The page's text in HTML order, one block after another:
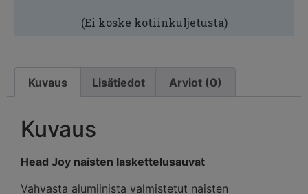
(Ei koske kotiinkuljetusta)
Kuvaus Lisätiedot Arviot (0)
Kuvaus
Head Joy naisten laskettelusauvat
Vahvasta alumiinista valmistetut naisten